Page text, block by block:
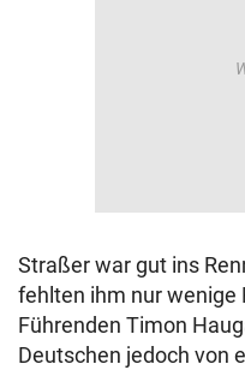
Straßer war gut ins
fehlten ihm nur wenige
Führenden Timon
Deutschen jedoch von